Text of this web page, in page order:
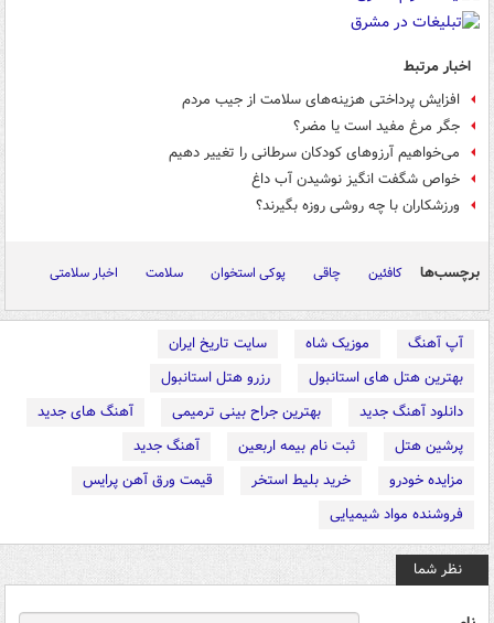
اخبار مرتبط
افزایش پرداختی هزینه‌های سلامت از جیب مردم
جگر مرغ مفید است یا مضر؟
می‌خواهیم آرزوهای کودکان سرطانی را تغییر دهیم
خواص شگفت انگیز نوشیدن آب داغ
ورزشکاران با چه روشی روزه بگیرند؟
برچسب‌ها کافئین چاقی پوکی استخوان سلامت اخبار سلامتی
آپ آهنگ موزیک شاه
سایت تاریخ ایران
بهترین هتل های استانبول
رزرو هتل استانبول
دانلود آهنگ جدید
بهترین جراح بینی ترمیمی
آهنگ های جدید
پرشین هتل
ثبت نام بیمه اربعین
آهنگ جدید
مزایده خودرو
خرید بلیط استخر
قیمت ورق آهن پرایس
فروشنده مواد شیمیایی
نظر شما